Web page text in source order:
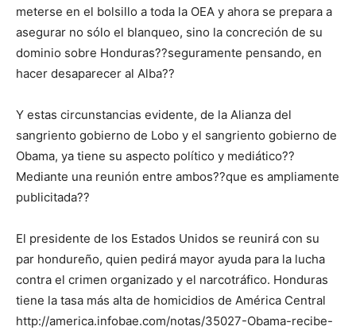
meterse en el bolsillo a toda la OEA y ahora se prepara a
asegurar no sólo el blanqueo, sino la concreción de su
dominio sobre Honduras??seguramente pensando, en
hacer desaparecer al Alba??
Y estas circunstancias evidente, de la Alianza del
sangriento gobierno de Lobo y el sangriento gobierno de
Obama, ya tiene su aspecto político y mediático??
Mediante una reunión entre ambos??que es ampliamente
publicitada??
El presidente de los Estados Unidos se reunirá con su
par hondureño, quien pedirá mayor ayuda para la lucha
contra el crimen organizado y el narcotráfico. Honduras
tiene la tasa más alta de homicidios de América Central
http://america.infobae.com/notas/35027-Obama-recibe-